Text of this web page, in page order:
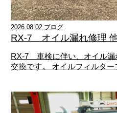
2026.08.02 ブログ
RX-7 オイル漏れ修理
RX-7 車検に伴い、オイル漏
交換です。 オイルフィルター